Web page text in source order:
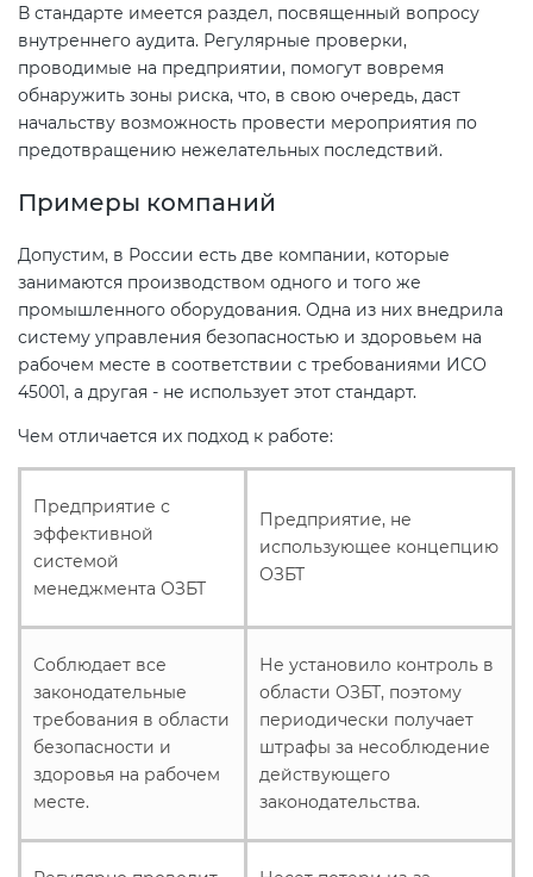
В стандарте имеется раздел, посвященный вопросу
внутреннего аудита. Регулярные проверки,
проводимые на предприятии, помогут вовремя
обнаружить зоны риска, что, в свою очередь, даст
начальству возможность провести мероприятия по
предотвращению нежелательных последствий.
Примеры компаний
Допустим, в России есть две компании, которые
занимаются производством одного и того же
промышленного оборудования. Одна из них внедрила
систему управления безопасностью и здоровьем на
рабочем месте в соответствии с требованиями ИСО
45001, а другая - не использует этот стандарт.
Чем отличается их подход к работе:
Предприятие с
эффективной
системой
менеджмента ОЗБТ
Предприятие, не
использующее концепцию
ОЗБТ
Соблюдает все
законодательные
требования в области
безопасности и
здоровья на рабочем
месте.
Не установило контроль в
области ОЗБТ, поэтому
периодически получает
штрафы за несоблюдение
действующего
законодательства.